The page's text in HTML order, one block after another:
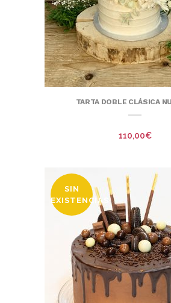
TARTA DOBLE CLÁSICA
110,00€
SIN
EXISTENCIAS